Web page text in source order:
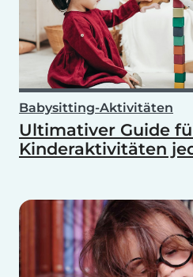
Babysitting-Aktivitäten
Ultimativer Guide
Kinderaktivitäten